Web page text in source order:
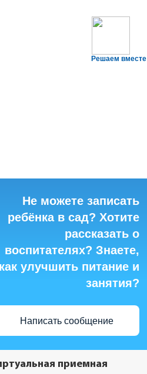
Решаем вместе
Не можете записать
ребёнка в сад? Хотите
рассказать о
воспитателях? Знаете,
как улучшить питание и
занятия?
Написать сообщение
приемная